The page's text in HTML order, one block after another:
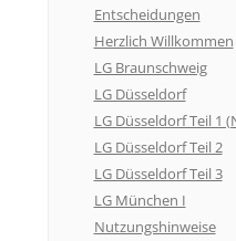
Entscheidungen
Herzlich Willkommen
LG Braunschweig
LG Düsseldorf
LG Düsseldorf Teil 1
LG Düsseldorf Teil 2
LG Düsseldorf Teil 3
LG München I
Nutzungshinweise